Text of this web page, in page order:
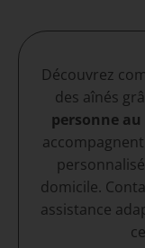
Découvrez
des aînés
personne
domicile.
assistance